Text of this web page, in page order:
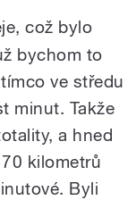
což bylo
bychom to
ve středu
minut. Takže
a hned
kilometrů
Byli